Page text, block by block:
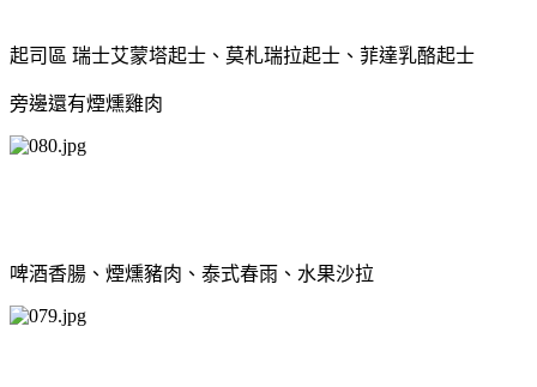
起司區 瑞士艾蒙塔起士、莫札瑞拉起士、菲達乳酪起士
旁邊還有煙燻雞肉
啤酒香腸、煙燻豬肉、泰式春雨、水果沙拉